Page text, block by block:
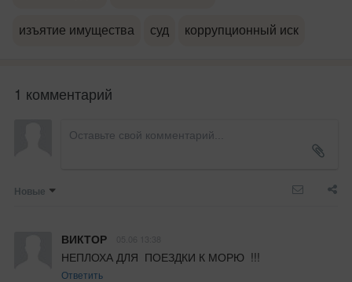
изъятие имущества суд коррупционный иск
1 комментарий
Новые
ВИКТОР
НЕПЛОХА ДЛЯ  ПОЕЗДКИ К МОРЮ  !!!
Ответить